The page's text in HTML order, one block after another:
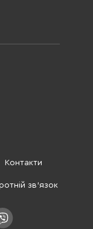
Контакти
зв'язок